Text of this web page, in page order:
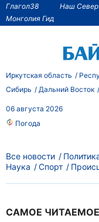
Глагол38 Наш Север
Монголия Гид
Иркутская область
Сибирь
Дальний Восток
06 августа 2026
Погода
САМОЕ ЧИТАЕМОЕ
Все новости
Наука
Спорт